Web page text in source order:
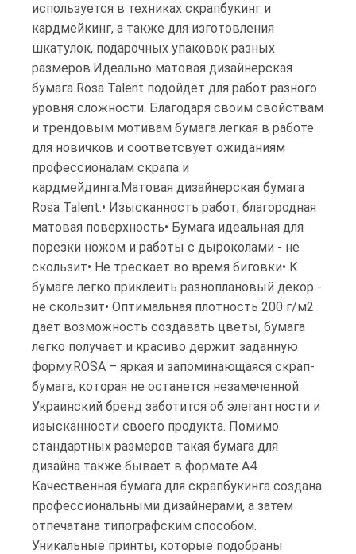
используется в техниках скрапбукинг и
кардмейкинг, а также для изготовления
шкатулок, подарочных упаковок разных
размеров.Идеально матовая дизайнерская
бумага Rosa Talent подойдет для работ разного
уровня сложности. Благодаря своим свойствам
и трендовым мотивам бумага легкая в работе
для новичков и соответсвует ожиданиям
профессионалам скрапа и
кардмейдинга.Матовая дизайнерская бумага
Rosa Talent:• Изысканность работ, благородная
матовая поверхность• Бумага идеальная для
порезки ножом и работы с дыроколами - не
скользит• Не трескает во время биговки• К
бумаге легко приклеить разноплановый декор -
не скользит• Оптимальная плотность 200 г/м2
дает возможность создавать цветы, бумага
легко получает и красиво держит заданную
форму.ROSA – яркая и запоминающаяся скрап-
бумага, которая не останется незамеченной.
Украинский бренд заботится об элегантности и
изысканности своего продукта. Помимо
стандартных размеров такая бумага для
дизайна также бывает в формате А4.
Качественная бумага для скрапбукинга создана
профессиональными дизайнерами, а затем
отпечатана типографским способом.
Уникальные принты, которые подобраны